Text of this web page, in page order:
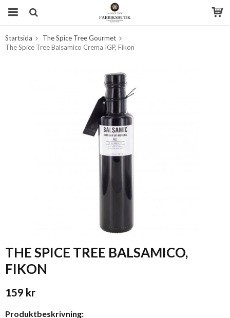
Produkten har blivit tillagd i varukorgen
Startsida
The Spice Tree Gourmet
The Spice Tree Balsamico Crema IGP, Fikon
THE SPICE TREE BALSAMICO,
FIKON
159 kr
Produktbeskrivning: